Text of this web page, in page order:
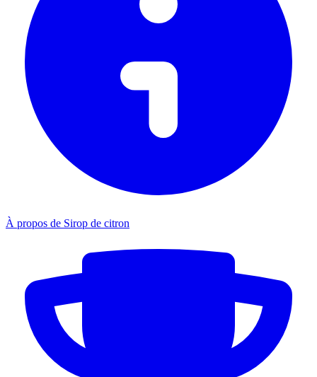
À propos de Sirop de citron